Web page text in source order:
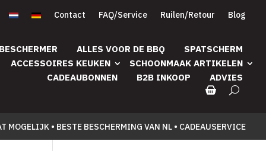
Contact FAQ/Service Ruilen/Retour Blog
ALLES VOOR DE BBQ
SPATSCHERM
ACCESSOIRES KEUKEN
SCHOONMAAK ARTIKELEN
CADEAUBONNEN
B2B INKOOP ADVIES
MOGELIJK • BESTE BESCHERMING VAN NL • CADEAUSERVICE